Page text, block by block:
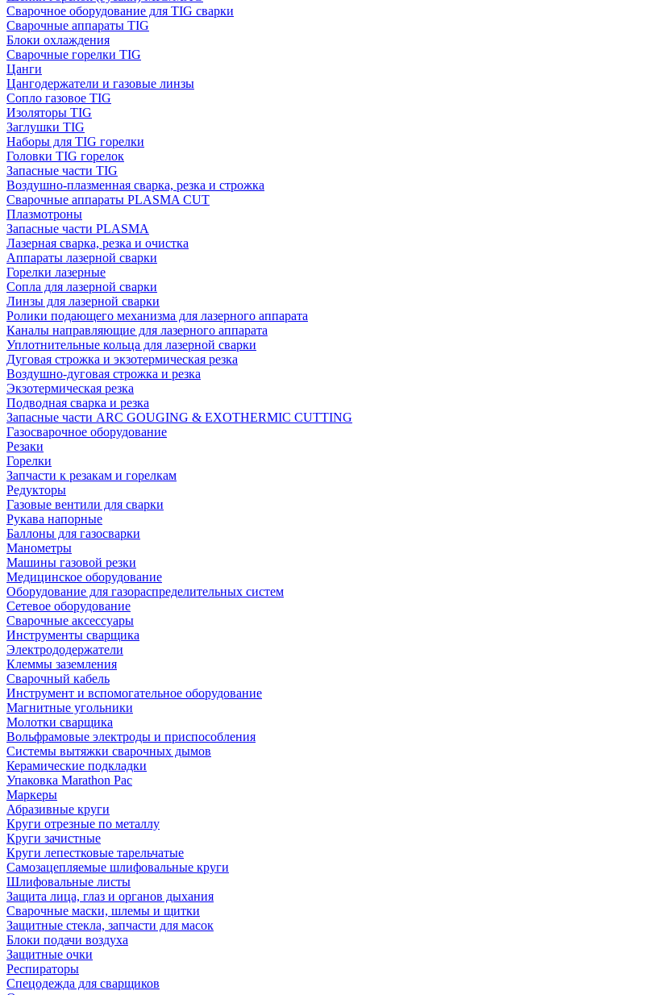
Сварочное оборудование для TIG сварки
Сварочные аппараты TIG
Блоки охлаждения
Сварочные горелки TIG
Цанги
Цангодержатели и газовые линзы
Сопло газовое TIG
Изоляторы TIG
Заглушки TIG
Наборы для TIG горелки
Головки TIG горелок
Запасные части TIG
Воздушно-плазменная сварка, резка и строжка
Сварочные аппараты PLASMA CUT
Плазмотроны
Запасные части PLASMA
Лазерная сварка, резка и очистка
Аппараты лазерной сварки
Горелки лазерные
Сопла для лазерной сварки
Линзы для лазерной сварки
Ролики подающего механизма для лазерного аппарата
Каналы направляющие для лазерного аппарата
Уплотнительные кольца для лазерной сварки
Дуговая строжка и экзотермическая резка
Воздушно-дуговая строжка и резка
Экзотермическая резка
Подводная сварка и резка
Запасные части ARC GOUGING & EXOTHERMIC CUTTING
Газосварочное оборудование
Резаки
Горелки
Запчасти к резакам и горелкам
Редукторы
Газовые вентили для сварки
Рукава напорные
Баллоны для газосварки
Манометры
Машины газовой резки
Медицинское оборудование
Оборудование для газораспределительных систем
Сетевое оборудование
Сварочные аксессуары
Инструменты сварщика
Электрододержатели
Клеммы заземления
Сварочный кабель
Инструмент и вспомогательное оборудование
Магнитные угольники
Молотки сварщика
Вольфрамовые электроды и приспособления
Системы вытяжки сварочных дымов
Керамические подкладки
Упаковка Marathon Pac
Маркеры
Абразивные круги
Круги отрезные по металлу
Круги зачистные
Круги лепестковые тарельчатые
Самозацепляемые шлифовальные круги
Шлифовальные листы
Защита лица, глаз и органов дыхания
Сварочные маски, шлемы и щитки
Защитные стекла, запчасти для масок
Блоки подачи воздуха
Защитные очки
Респираторы
Спецодежда для сварщиков